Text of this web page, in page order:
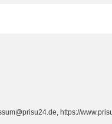
https://